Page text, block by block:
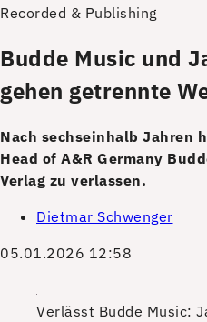
Recorded & Publishing
Budde Music und
gehen getrennte
Nach sechseinhalb Jahren
Head of A&R Germany
Verlag zu verlassen.
Dietmar Schwenger
05.01.2026 12:58
Verlässt Budde Music: